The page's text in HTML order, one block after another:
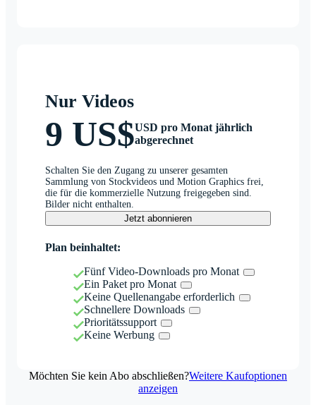
Nur Videos
9 US$USD pro Monat jährlich
abgerechnet
Schalten Sie den Zugang zu unserer gesamten
Sammlung von Stockvideos und Motion Graphics frei,
die für die kommerzielle Nutzung freigegeben sind.
Bilder nicht enthalten.
Jetzt abonnieren
Plan beinhaltet:
Fünf Video-Downloads pro Monat
Ein Paket pro Monat
Keine Quellenangabe erforderlich
Schnellere Downloads
Prioritätssupport
Keine Werbung
Möchten Sie kein Abo abschließen?Weitere Kaufoptionen
anzeigen